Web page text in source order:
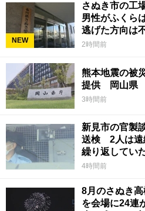
NEW
さぬき市の工
男性がふく
逃げた方向は
2時間前
熊本地震の被
提供 岡山県
3時間前
新見市の官製
送検 2人は遠
繰り返してい
4時間前
8月のさぬき
を会場に24連